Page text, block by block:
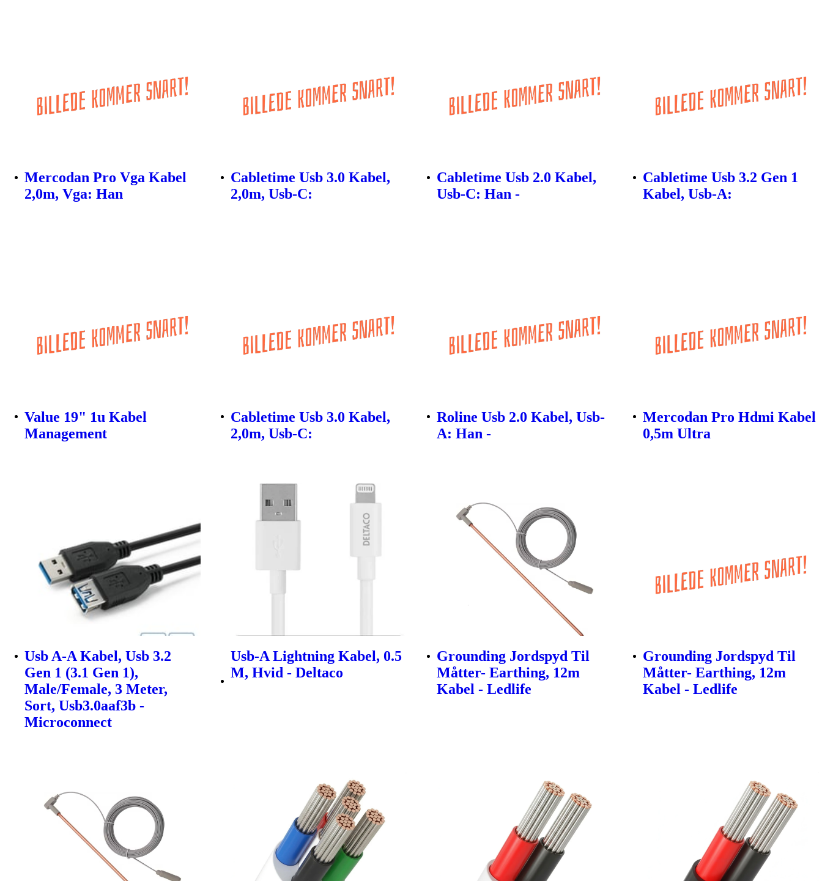
Mercodan Pro Vga Kabel
2,0m, Vga: Han
Cabletime Usb 3.0 Kabel,
2,0m, Usb-C:
Cabletime Usb 2.0 Kabel,
Usb-C: Han -
Cabletime Usb 3.2 Gen 1
Kabel, Usb-A:
Value 19" 1u Kabel
Management
Cabletime Usb 3.0 Kabel,
2,0m, Usb-C:
Roline Usb 2.0 Kabel, Usb-
A: Han -
Mercodan Pro Hdmi Kabel
0,5m Ultra
Usb A-A Kabel, Usb 3.2
Gen 1 (3.1 Gen 1),
Male/Female, 3 Meter,
Sort, Usb3.0aaf3b -
Microconnect
Usb-A Lightning Kabel, 0.5
M, Hvid - Deltaco
Grounding Jordspyd Til
Måtter- Earthing, 12m
Kabel - Ledlife
Grounding Jordspyd Til
Måtter- Earthing, 12m
Kabel - Ledlife